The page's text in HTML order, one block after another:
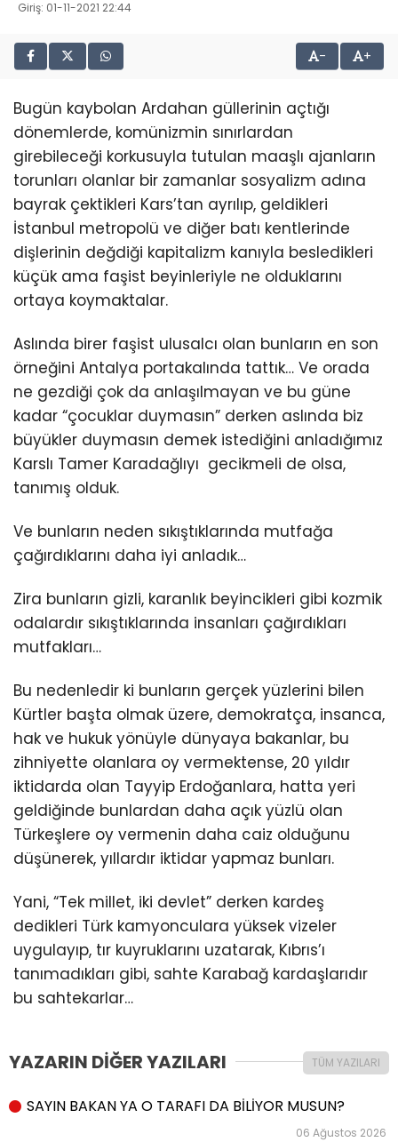
Giriş: 01-11-2021 22:44
- +
Bugün kaybolan Ardahan güllerinin açtığı
dönemlerde, komünizmin sınırlardan
girebileceği korkusuyla tutulan maaşlı ajanların
torunları olanlar bir zamanlar sosyalizm adına
bayrak çektikleri Kars’tan ayrılıp, geldikleri
İstanbul metropolü ve diğer batı kentlerinde
dişlerinin değdiği kapitalizm kanıyla besledikleri
küçük ama faşist beyinleriyle ne olduklarını
ortaya koymaktalar.
Aslında birer faşist ulusalcı olan bunların en son
örneğini Antalya portakalında tattık… Ve orada
ne gezdiği çok da anlaşılmayan ve bu güne
kadar “çocuklar duymasın” derken aslında biz
büyükler duymasın demek istediğini anladığımız
Karslı Tamer Karadağlıyı gecikmeli de olsa,
tanımış olduk.
Ve bunların neden sıkıştıklarında mutfağa
çağırdıklarını daha iyi anladık…
Zira bunların gizli, karanlık beyincikleri gibi kozmik
odalardır sıkıştıklarında insanları çağırdıkları
mutfakları…
Bu nedenledir ki bunların gerçek yüzlerini bilen
Kürtler başta olmak üzere, demokratça, insanca,
hak ve hukuk yönüyle dünyaya bakanlar, bu
zihniyette olanlara oy vermektense, 20 yıldır
iktidarda olan Tayyip Erdoğanlara, hatta yeri
geldiğinde bunlardan daha açık yüzlü olan
Türkeşlere oy vermenin daha caiz olduğunu
düşünerek, yıllardır iktidar yapmaz bunları.
Yani, “Tek millet, iki devlet” derken kardeş
dedikleri Türk kamyonculara yüksek vizeler
uygulayıp, tır kuyruklarını uzatarak, Kıbrıs’ı
tanımadıkları gibi, sahte Karabağ kardaşlarıdır
bu sahtekarlar…
YAZARIN DİĞER YAZILARI TÜM YAZILARI
SAYIN BAKAN YA O TARAFI DA BİLİYOR MUSUN?
06 Ağustos 2026